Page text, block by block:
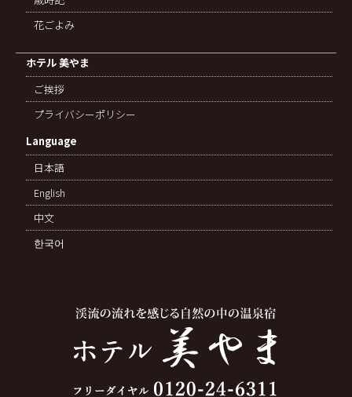
花ごよみ
ホテル 美やま
ご挨拶
プライバシーポリシー
Language
日本語
English
中文
한국어